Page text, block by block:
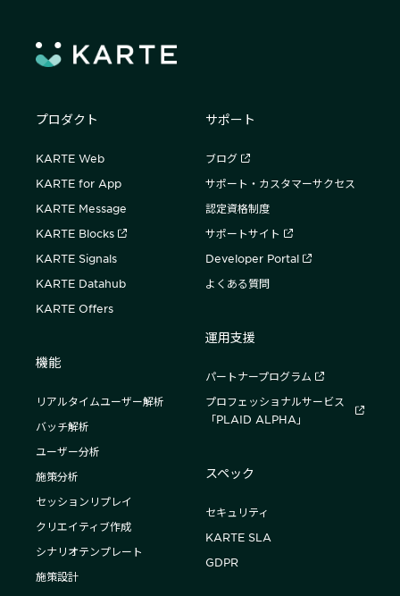
プロダクト
KARTE Web
KARTE for App
KARTE Message
KARTE Blocks
KARTE Signals
KARTE Datahub
KARTE Offers
機能
リアルタイムユーザー解析
バッチ解析
ユーザー分析
施策分析
セッションリプレイ
クリエイティブ作成
シナリオテンプレート
施策設計
サポート
ブログ
サポート・カスタマーサクセス
認定資格制度
サポートサイト
Developer Portal
よくある質問
運用支援
パートナープログラム
プロフェッショナルサービス
「PLAID ALPHA」
スペック
セキュリティ
KARTE SLA
GDPR